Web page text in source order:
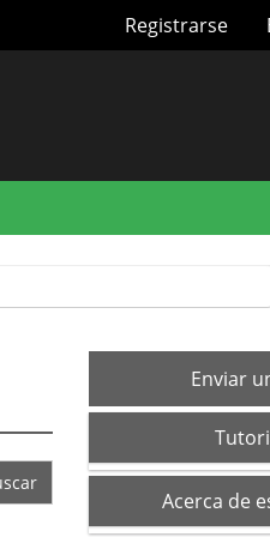
Registrarse
Enviar
un
Enviar
acerca-Acerca de